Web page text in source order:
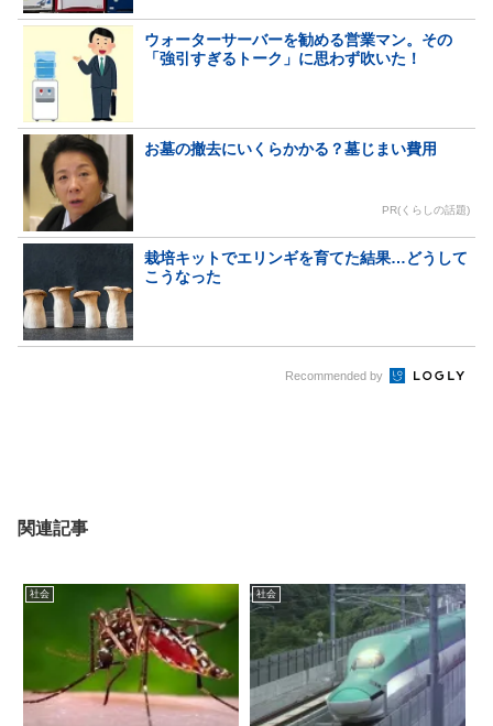
ウォーターサーバーを勧める営業マン。その
「強引すぎるトーク」に思わず吹いた！
お墓の撤去にいくらかかる？墓じまい費用
PR(くらしの話題)
栽培キットでエリンギを育てた結果…どうして
こうなった
Recommended by
関連記事
社会 社会